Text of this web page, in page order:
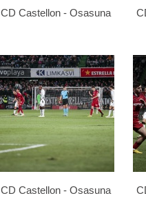
CD Castellon - Osasuna
CD Castellon - Osasuna